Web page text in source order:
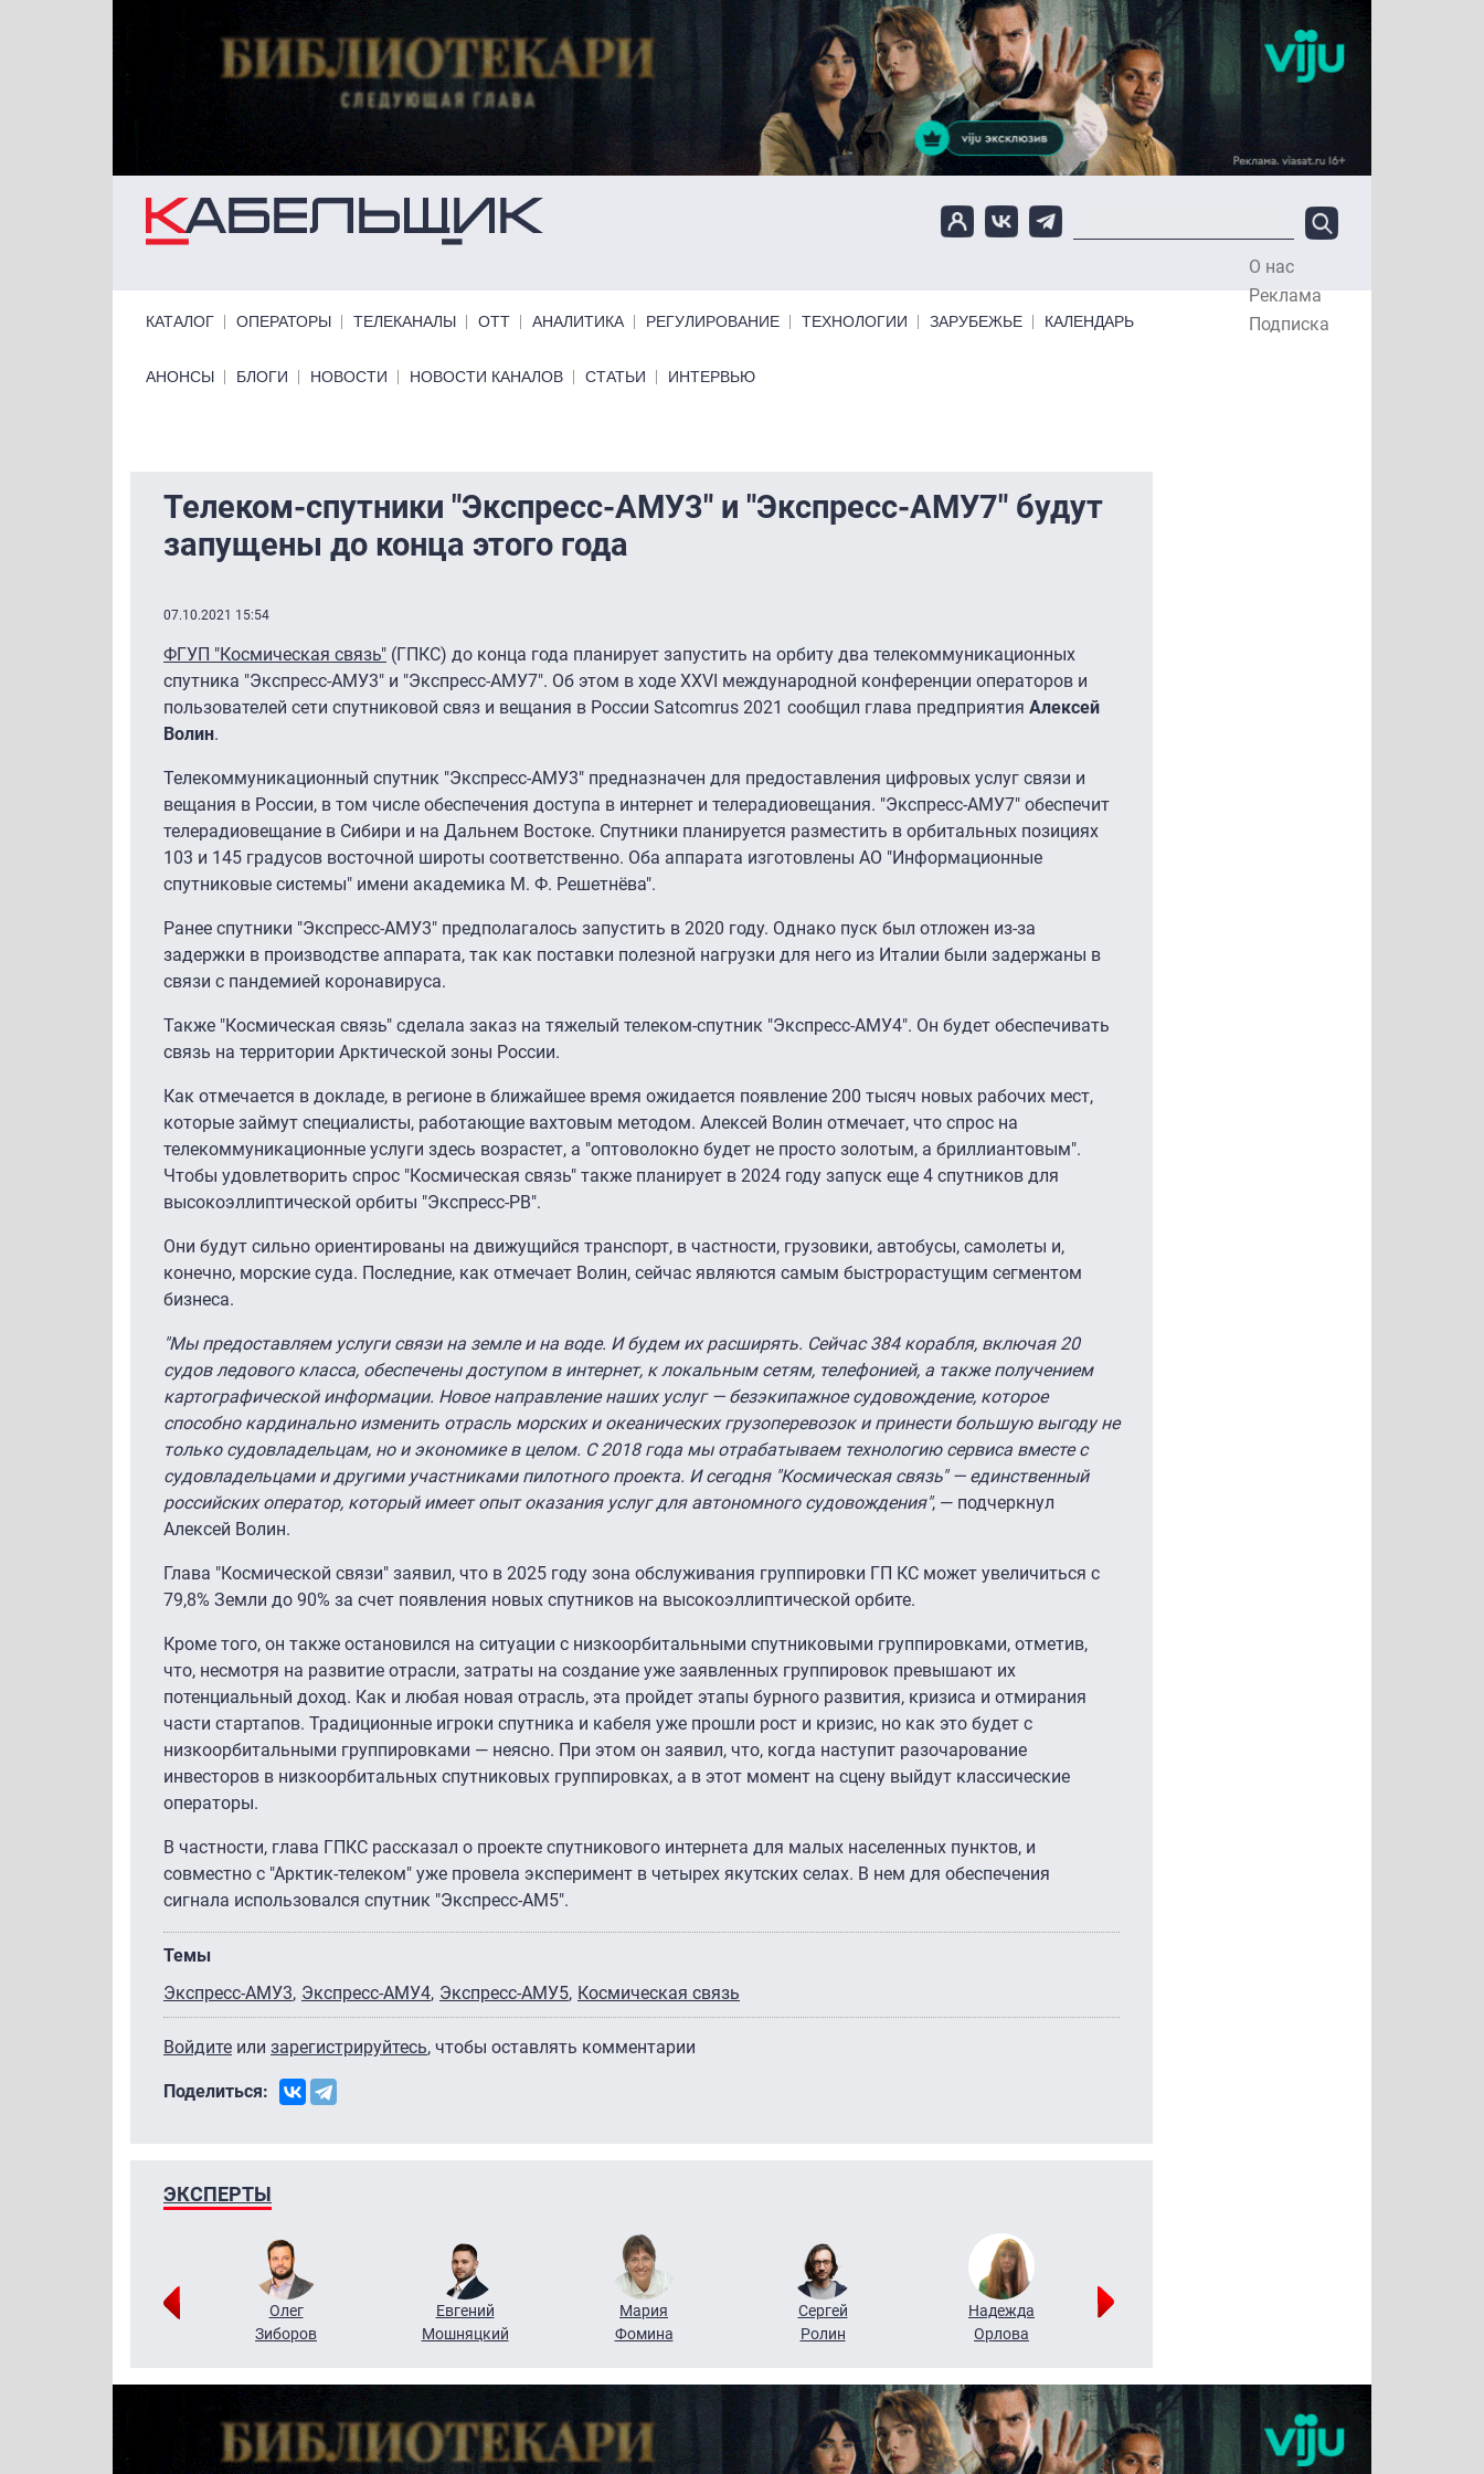
О нас
Реклама
Подписка
КАТАЛОГ ОПЕРАТОРЫ ТЕЛЕКАНАЛЫ ОТТ АНАЛИТИКА РЕГУЛИРОВАНИЕ ТЕХНОЛОГИИ ЗАРУБЕЖЬЕ КАЛЕНДАРЬ
Primary links bottom
АНОНСЫ БЛОГИ НОВОСТИ НОВОСТИ КАНАЛОВ СТАТЬИ ИНТЕРВЬЮ
Телеком-спутники "Экспресс-АМУ3" и "Экспресс-АМУ7" будут
запущены до конца этого года
07.10.2021 15:54
ФГУП "Космическая связь" (ГПКС) до конца года планирует запустить на орбиту два телекоммуникационных
спутника "Экспресс-АМУ3" и "Экспресс-АМУ7". Об этом в ходе XXVI международной конференции операторов и
пользователей сети спутниковой связ и вещания в России Satcomrus 2021 сообщил глава предприятия Алексей
Волин.
Телекоммуникационный спутник "Экспресс-АМУ3" предназначен для предоставления цифровых услуг связи и
вещания в России, в том числе обеспечения доступа в интернет и телерадиовещания. "Экспресс-АМУ7" обеспечит
телерадиовещание в Сибири и на Дальнем Востоке. Спутники планируется разместить в орбитальных позициях
103 и 145 градусов восточной широты соответственно. Оба аппарата изготовлены АО "Информационные
спутниковые системы" имени академика М. Ф. Решетнёва".
Ранее спутники "Экспресс-АМУ3" предполагалось запустить в 2020 году. Однако пуск был отложен из-за
задержки в производстве аппарата, так как поставки полезной нагрузки для него из Италии были задержаны в
связи с пандемией коронавируса.
Также "Космическая связь" сделала заказ на тяжелый телеком-спутник "Экспресс-АМУ4". Он будет обеспечивать
связь на территории Арктической зоны России.
Как отмечается в докладе, в регионе в ближайшее время ожидается появление 200 тысяч новых рабочих мест,
которые займут специалисты, работающие вахтовым методом. Алексей Волин отмечает, что спрос на
телекоммуникационные услуги здесь возрастет, а "оптоволокно будет не просто золотым, а бриллиантовым".
Чтобы удовлетворить спрос "Космическая связь" также планирует в 2024 году запуск еще 4 спутников для
высокоэллиптической орбиты "Экспресс-РВ".
Они будут сильно ориентированы на движущийся транспорт, в частности, грузовики, автобусы, самолеты и,
конечно, морские суда. Последние, как отмечает Волин, сейчас являются самым быстрорастущим сегментом
бизнеса.
"Мы предоставляем услуги связи на земле и на воде. И будем их расширять. Сейчас 384 корабля, включая 20
судов ледового класса, обеспечены доступом в интернет, к локальным сетям, телефонией, а также получением
картографической информации. Новое направление наших услуг — безэкипажное судовождение, которое
способно кардинально изменить отрасль морских и океанических грузоперевозок и принести большую выгоду не
только судовладельцам, но и экономике в целом. С 2018 года мы отрабатываем технологию сервиса вместе с
судовладельцами и другими участниками пилотного проекта. И сегодня "Космическая связь" — единственный
российских оператор, который имеет опыт оказания услуг для автономного судовождения", — подчеркнул
Алексей Волин.
Глава "Космической связи" заявил, что в 2025 году зона обслуживания группировки ГП КС может увеличиться с
79,8% Земли до 90% за счет появления новых спутников на высокоэллиптической орбите.
Кроме того, он также остановился на ситуации с низкоорбитальными спутниковыми группировками, отметив,
что, несмотря на развитие отрасли, затраты на создание уже заявленных группировок превышают их
потенциальный доход. Как и любая новая отрасль, эта пройдет этапы бурного развития, кризиса и отмирания
части стартапов. Традиционные игроки спутника и кабеля уже прошли рост и кризис, но как это будет с
низкоорбитальными группировками — неясно. При этом он заявил, что, когда наступит разочарование
инвесторов в низкоорбитальных спутниковых группировках, а в этот момент на сцену выйдут классические
операторы.
В частности, глава ГПКС рассказал о проекте спутникового интернета для малых населенных пунктов, и
совместно с "Арктик-телеком" уже провела эксперимент в четырех якутских селах. В нем для обеспечения
сигнала использовался спутник "Экспресс-АМ5".
Темы
Экспресс-АМУ3 Экспресс-АМУ4 Экспресс-АМУ5 Космическая связь
Войдите или зарегистрируйтесь, чтобы оставлять комментарии
Поделиться:
ЭКСПЕРТЫ
Олег
Зиборов
Евгений
Мошняцкий
Мария
Фомина
Сергей
Ролин
Надежда
Орлова